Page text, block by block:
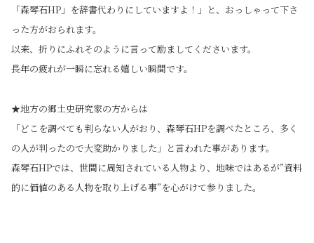
「森琴石HP」を辞書代わりにしていますよ！」と、おっしゃって下さ
った方がおられます。
以来、折りにふれそのように言って励ましてくださいます。
長年の疲れが一瞬に忘れる嬉しい瞬間です。
★地方の郷土史研究家の方からは
「どこを調べても判らない人がおり、森琴石HPを調べたところ、多く
の人が判ったので大変助かりました」と言われた事があります。
森琴石HPでは、世間に周知されている人物より、地味ではあるが”資料
的に価値のある人物を取り上げる事”を心がけて参りました。